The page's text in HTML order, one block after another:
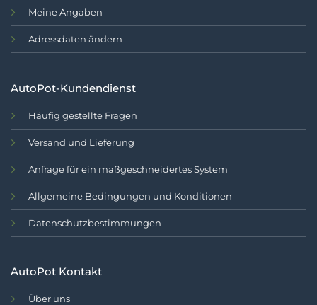
Meine Angaben
Adressdaten ändern
AutoPot-Kundendienst
Häufig gestellte Fragen
Versand und Lieferung
Anfrage für ein maßgeschneidertes System
Allgemeine Bedingungen und Konditionen
Datenschutzbestimmungen
AutoPot Kontakt
Über uns